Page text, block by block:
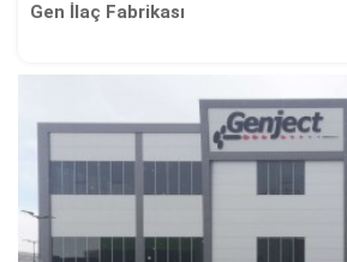
Gen İlaç Fabrikası